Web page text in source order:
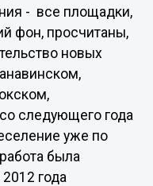
- все площадки,
фон, просчитаны,
новых
следующего года
уже по
была
года